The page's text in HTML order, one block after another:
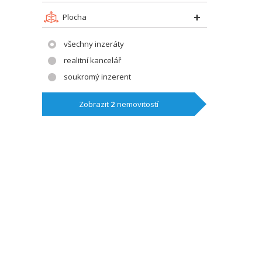
Plocha
všechny inzeráty
realitní kancelář
soukromý inzerent
Zobrazit 2 nemovitostí